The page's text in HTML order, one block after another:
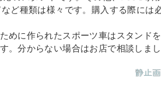
ど種類は様々です。購入する際には
めに作られたスポーツ車はスタンド
。分からない場合はお店で相談しま